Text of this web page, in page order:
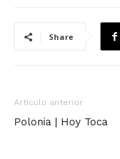
Share
Artículo anterior
Polonia | Hoy Toca